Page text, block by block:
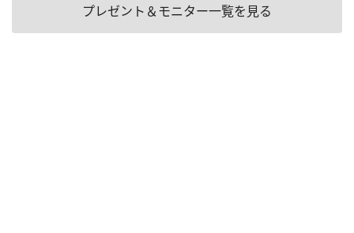
プレゼント＆モニター一覧を見る